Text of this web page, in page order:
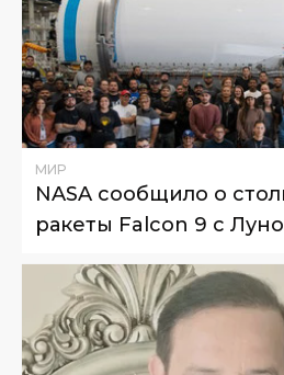
МИР
NASA сообщило о
ракеты Falcon 9 с